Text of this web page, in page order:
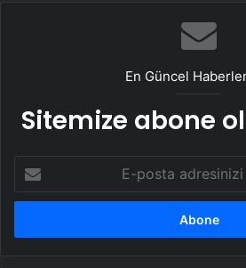
En Güncel
Sitemize abone
posta
adresinizi